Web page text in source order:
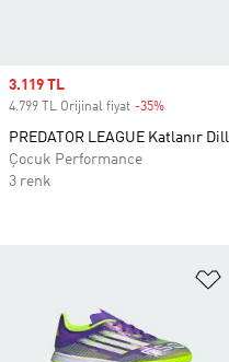
Sale price
3.119 TL
4.799 TL Orijinal fiyat -35%
PREDATOR LEAGUE Katlanır
Çocuk Performance
3 renk